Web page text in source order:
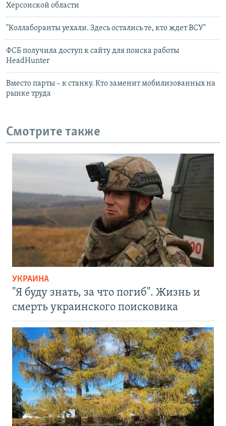
Херсонской области
"Коллаборанты уехали. Здесь остались те, кто ждет ВСУ"
ФСБ получила доступ к сайту для поиска работы
HeadHunter
Вместо парты – к станку. Кто заменит мобилизованных на
рынке труда
Смотрите также
УКРАИНА
"Я буду знать, за что погиб". Жизнь и
смерть украинского поисковика